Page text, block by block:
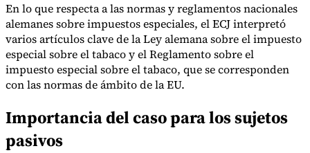
En lo que respecta a las normas y reglamentos nacionales
alemanes sobre impuestos especiales, el ECJ interpretó
varios artículos clave de la Ley alemana sobre el impuesto
especial sobre el tabaco y el Reglamento sobre el
impuesto especial sobre el tabaco, que se corresponden
con las normas de ámbito de la EU.
Importancia del caso para los sujetos
pasivos